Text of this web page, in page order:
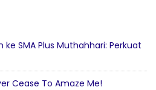
SMA Plus Muthahhari: Perkuat
Cease To Amaze Me!